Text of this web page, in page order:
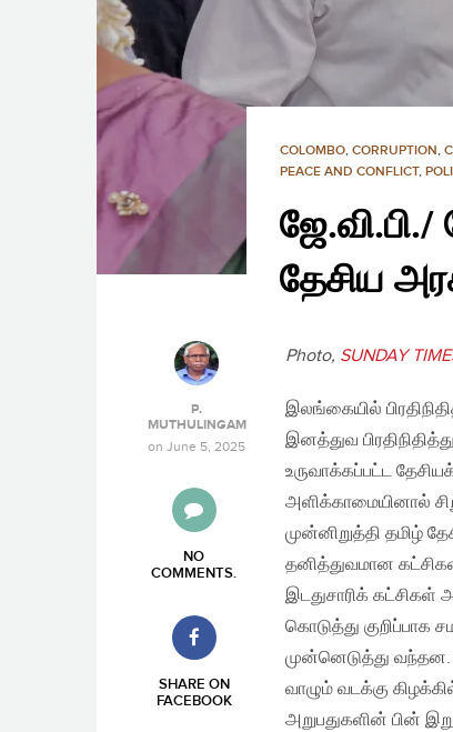
COLOMBO, CORRUPTION,
PEACE AND CONFLICT,
தேசிய
P.
MUTHULINGAM
on June 5, 2025
NO
COMMENTS.
SHARE ON
FACEBOOK
Photo, SUNDAY
இலங்கையில்
இனத்துவ
உருவாக்கப்பட்ட
அளிக்காமையினால்
முன்னிறுத்தி தமிழ்
தனித்துவமான
இடதுசாரிக் கட்சிகள்
கொடுத்து குறிப்பாக
முன்னெடுத்து வந்தன.
வாழும் வடக்கு
அறுபதுகளின் பின்